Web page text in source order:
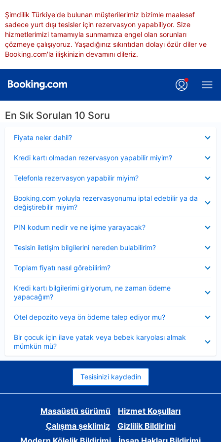
Şimdilik Türkiye'de bulunan müşterilerimiz bizimle maalesef
sadece yurt dışı tesisler için rezervasyon yapabiliyor. Size
hizmetlerimizi tamamıyla sunmamıza engel olan sorunları
çözmeye çalışıyoruz. Yaşadığınız sıkıntıdan dolayı özür diler ve
Booking.com'la ilişkinizin devamını dileriz.
En Sık Sorulan 10 Soru
Fiyata neler dahil?
Kredi kartı olmadan rezervasyon yapabilir miyim?
Telefonla rezervasyon yapabilir miyim?
Booking.com yoluyla rezervasyonumu iptal edebilir ya da
değiştirebilir miyim?
PIN kodum nedir ve ne işime yarayacak?
Tesisin iletişim bilgilerini nereden bulabilirim?
Toplam fiyatı nasıl görebilirim?
Kredi kartı bilgilerimi giriyorum, ne zaman ödeme
yapacağım?
Otel depozito veya ön ödeme talep ediyor mu?
Bir çocuk için ilave yatak veya bebek karyolası almak
mümkün mü?
Tesisinizi kaydedin
Masaüstü sürümü
Hizmet Koşulları
Çalışma şeklimiz
Gizlilik Bildirimi